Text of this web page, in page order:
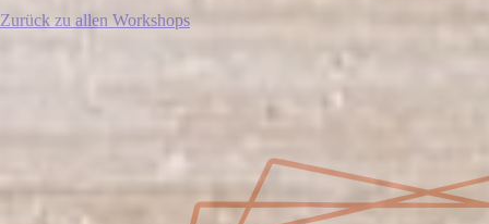
Zurück zu allen Workshops